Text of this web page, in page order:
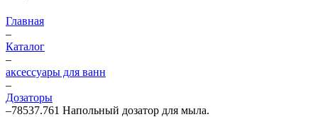
Главная
–
Каталог
–
аксессуары для ванн
–
Дозаторы
–78537.761 Напольный дозатор для мыла.